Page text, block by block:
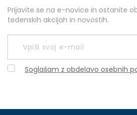
Prijavite se na e-novice in ostanite
tedenskih akcijah in novostih.
Soglašam z obdelavo osebnih